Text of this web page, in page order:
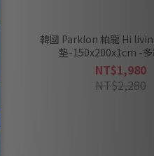
韓國 Parklon 帕龍 Hi
墊-150x200x1cm -
NT$1,980
NT$2,280